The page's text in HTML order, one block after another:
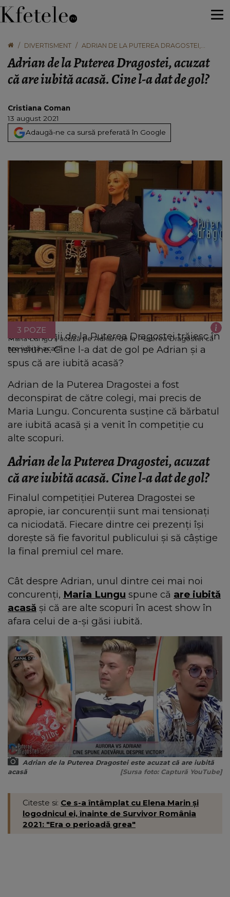
DIVERTISMENT
ADRIAN DE LA PUTEREA DRAGOSTEI,
DAT DE GOL?
Adrian de la Puterea Dragostei, acuzat
că are iubită acasă. Cine l-a dat de gol?
Cristiana Coman
13 august 2021
Adaugă-ne ca sursă preferată în Google
Maria Lungu îl acuză pe Adrian de la Puterea Dragostei că
are iubită acasă
3 POZE
Concurenții de la Puterea Dragostei trăiesc în
tensiune. Cine l-a dat de gol pe Adrian și a
spus că are iubită acasă?
Adrian de la Puterea Dragostei a fost
deconspirat de către colegi, mai precis de
Maria Lungu. Concurenta susține că bărbatul
are iubită acasă și a venit în competiție cu
alte scopuri.
Adrian de la Puterea Dragostei, acuzat
că are iubită acasă. Cine l-a dat de gol?
Finalul competiției Puterea Dragostei se
apropie, iar concurenții sunt mai tensionați
ca niciodată. Fiecare dintre cei prezenți își
dorește să fie favoritul publicului și să câștige
la final premiul cel mare.
Cât despre Adrian, unul dintre cei mai noi
concurenți, Maria Lungu spune că are iubită
acasă și că are alte scopuri în acest show în
afara celui de a-și găsi iubită.
Adrian de la Puterea Dragostei este acuzat că are iubită
acasă
[Sursa foto: Captură YouTube]
Citeste si: Ce s-a întâmplat cu Elena Marin și
logodnicul ei, înainte de Survivor România
2021: "Era o perioadă grea"